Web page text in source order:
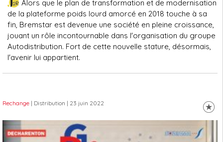
Alors que le plan de transformation et de modernisation
de la plateforme poids lourd amorcé en 2018 touche à sa
fin, Bremstar est devenue une société en pleine croissance,
jouant un rôle incontournable dans l'organisation du groupe
Autodistribution. Fort de cette nouvelle stature, désormais,
l'avenir lui appartient.
Rechange | Distribution | 23 juin 2022